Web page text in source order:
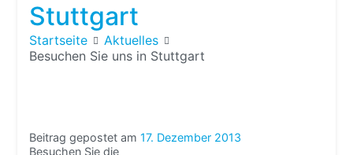
Stuttgart
Startseite
Aktuelles
Besuchen Sie uns in Stuttgart
Beitrag gepostet am17. Dezember 2013
Besuchen Sie die